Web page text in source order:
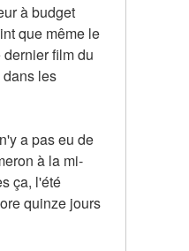
à budget
que même le
film du
les
a pas eu de
à la mi-
ça, l'été
quinze jours